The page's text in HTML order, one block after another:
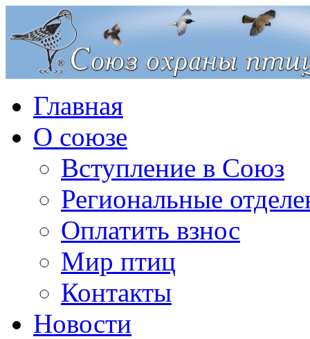
Главная
О союзе
Вступление в Союз
Региональные
Оплатить взнос
Мир птиц
Контакты
Новости